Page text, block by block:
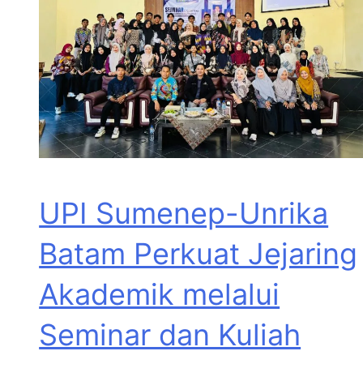
UPI Sumenep-Unrika
Batam Perkuat Jejaring
Akademik melalui
Seminar dan Kuliah